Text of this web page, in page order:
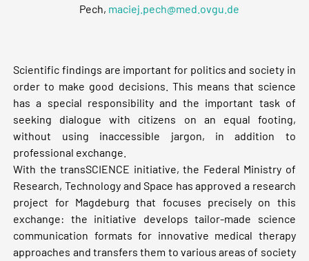
Pech, maciej.pech@med.ovgu.de
Scientific findings are important for politics and society in
order to make good decisions. This means that science
has a special responsibility and the important task of
seeking dialogue with citizens on an equal footing,
without using inaccessible jargon, in addition to
professional exchange.
With the transSCIENCE initiative, the Federal Ministry of
Research, Technology and Space has approved a research
project for Magdeburg that focuses precisely on this
exchange: the initiative develops tailor-made science
communication formats for innovative medical therapy
approaches and transfers them to various areas of society